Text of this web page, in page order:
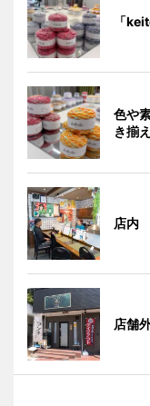
「
色や
き揃
店内
店舗